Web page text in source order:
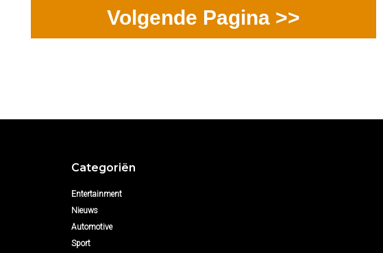
Volgende Pagina >>
Categoriën
Entertainment
Nieuws
Automotive
Sport